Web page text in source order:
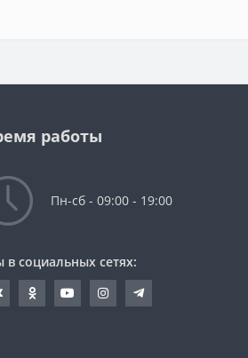
работы
Пн-сб - 09:00 - 19:00
в социальных сетях: